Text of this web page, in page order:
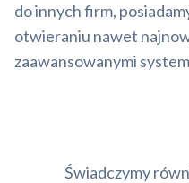
do innych firm,
otwieraniu nawet
zaawansowanymi
Świadczymy